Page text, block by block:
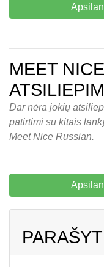
MEET
Dar nėra jokių
patirtimi su kitais
Meet Nice Russian.